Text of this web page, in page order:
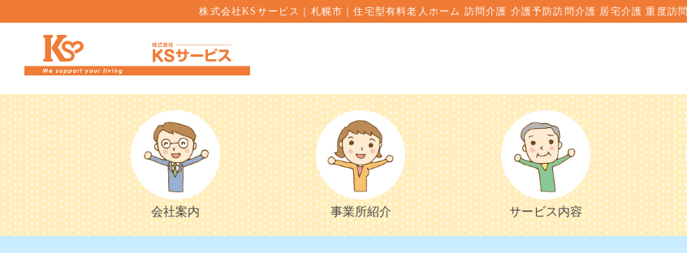
株式会社KSサービス｜札幌市｜住宅型有料老人ホーム 訪問介護 介護予防訪問介護 居宅介護 重度訪
会社案内 事業所紹介 サービス内容